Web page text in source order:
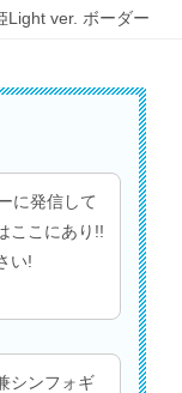
Light ver. ボーダー
に発信して
ここにあり!!
い!
シンフォギ